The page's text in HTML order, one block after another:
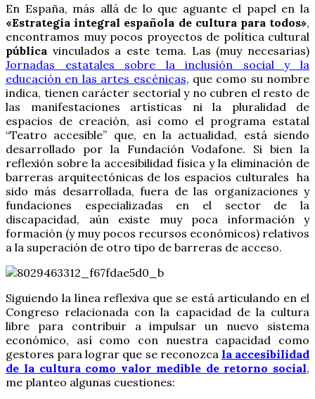
En España, más allá de lo que aguante el papel en la
«Estrategia integral española de cultura para todos»,
encontramos muy pocos proyectos de política cultural
pública vinculados a este tema. Las (muy necesarias)
Jornadas estatales sobre la inclusión social y la
educación en las artes escénicas, que como su nombre
indica, tienen carácter sectorial y no cubren el resto de
las manifestaciones artísticas ni la pluralidad de
espacios de creación, así como el programa estatal
“Teatro accesible” que, en la actualidad, está siendo
desarrollado por la Fundación Vodafone. Si bien la
reflexión sobre la accesibilidad física y la eliminación de
barreras arquitectónicas de los espacios culturales ha
sido más desarrollada, fuera de las organizaciones y
fundaciones especializadas en el sector de la
discapacidad, aún existe muy poca información y
formación (y muy pocos recursos económicos) relativos
a la superación de otro tipo de barreras de acceso.
Siguiendo la línea reflexiva que se está articulando en el
Congreso relacionada con la capacidad de la cultura
libre para contribuir a impulsar un nuevo sistema
económico, así como con nuestra capacidad como
gestores para lograr que se reconozca la accesibilidad
de la cultura como valor medible de retorno social,
me planteo algunas cuestiones: